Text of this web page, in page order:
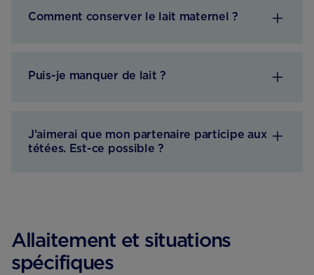
Comment conserver le lait maternel ?
Puis-je manquer de lait ?
J’aimerai que mon partenaire participe aux
tétées. Est-ce possible ?
Allaitement et situations
spécifiques